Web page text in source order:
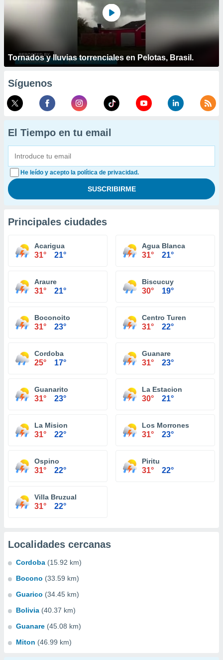
Tornados y lluvias torrenciales en Pelotas, Brasil.
Síguenos
El Tiempo en tu email
He leído y acepto la política de privacidad.
Principales ciudades
Acarigua
31° 21°
Agua Blanca
31° 21°
Araure
31° 21°
Biscucuy
30° 19°
Boconoito
31° 23°
Centro Turen
31° 22°
Cordoba
25° 17°
Guanare
31° 23°
Guanarito
31° 23°
La Estacion
30° 21°
La Mision
31° 22°
Los Morrones
31° 23°
Ospino
31° 22°
Piritu
31° 22°
Villa Bruzual
31° 22°
Localidades cercanas
Cordoba (15.92 km)
Bocono (33.59 km)
Guarico (34.45 km)
Bolivia (40.37 km)
Guanare (45.08 km)
Miton (46.99 km)